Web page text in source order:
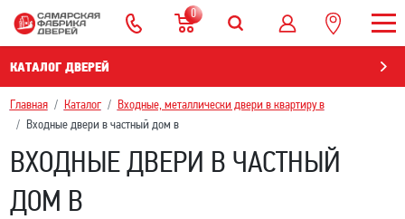
0
КАТАЛОГ ДВЕРЕЙ
Главная Каталог
Входные, металлически двери в квартиру в
Входные двери в частный дом в
ВХОДНЫЕ ДВЕРИ В ЧАСТНЫЙ
ДОМ В